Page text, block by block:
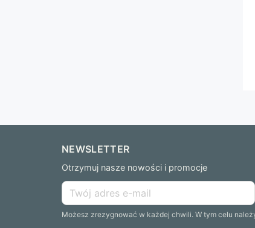
NEWSLETTER
Otrzymuj nasze nowości i promocje
Możesz zrezygnować w każdej chwili. W tym celu